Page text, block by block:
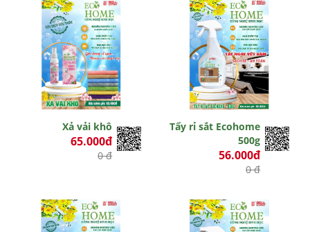
Xả vải khô
65.000đ
0 đ
Tẩy rỉ sắt Ecohome
500g
56.000đ
0 đ